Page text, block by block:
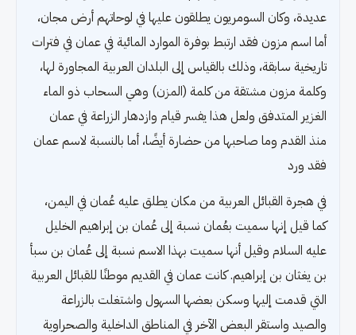
عديدة، وكان السومريون يطلقون عليها في لوحاتهم أرض مجان،
أما اسم مزون فقد ارتبط بوفرة الموارد المائية في عمان في فترات
تاريخية سابقة، وذلك بالقياس إلى البلدان العربية المجاورة لها،
وكلمة مزون مشتقة من كلمة (المزن) وهي السحاب ذو الماء
الغزير المتدفق ولعل هذا يفسر قيام وازدهار الزراعة في عمان
منذ القدم وما صاحبها من حضارة أيضًا، أما بالنسبة لاسم عمان
فقد ورد
في هجرة القبائل العربية من مكان يطلق عليه عُمان في اليمن،
كما قيل إنها سميت بعُمان نسبة إلى عُمان بن إبراهيم الخليل
عليه السلام وقيل أنها سميت بهذا الاسم نسبة إلى عُمان بن سبأ
بن يغثان بن إبراهيم. كانت عمان في القديم موطنًا للقبائل العربية
التي قدمت إليها وسكن بعضها السهول واشتغلت بالزراعة
والصيد واستقر البعض الآخر في المناطق الداخلية والصحراوية